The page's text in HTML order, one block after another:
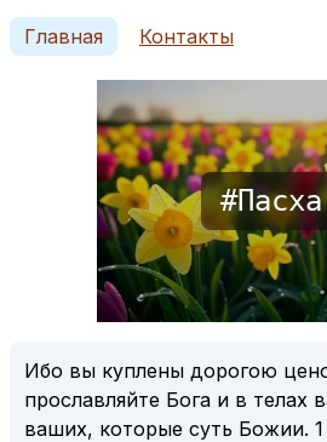
Главная Контакты
#Пасха
Ибо вы куплены дорогою
прославляйте Бога и в телах
ваших, которые суть Божии.